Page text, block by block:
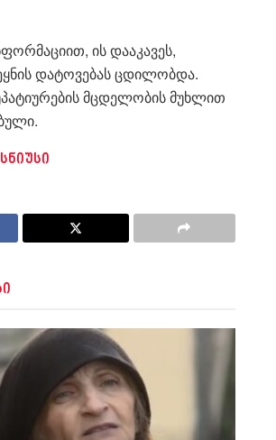
ის დააკავეს,
დატოვებას ცდილობდა.
მცდელობის მუხლით